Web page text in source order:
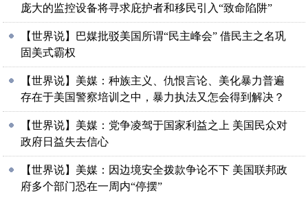
庞大的监控设备将寻求庇护者和移民引入“致命陷阱”
【世界说】巴媒批驳美国所谓“民主峰会” 借民主之名巩
固美式霸权
【世界说】美媒：种族主义、仇恨言论、美化暴力普遍
存在于美国警察培训之中，暴力执法又怎会得到解决？
【世界说】美媒：党争凌驾于国家利益之上 美国民众对
政府日益失去信心
【世界说】美媒：因边境安全拨款争论不下 美国联邦政
府多个部门恐在一周内“停摆”